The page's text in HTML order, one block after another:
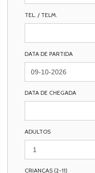
TEL. / TELM.
DATA DE PARTIDA
DATA DE CHEGADA
ADULTOS
CRIANÇAS (2-11)